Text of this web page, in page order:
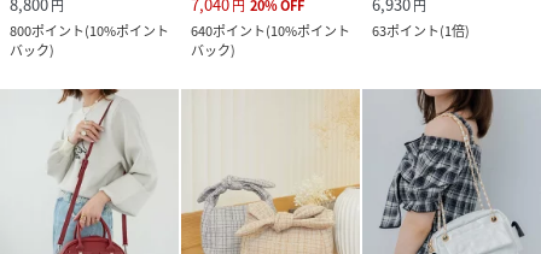
円
800ポイント(10%ポイント
バック)
円 20%OFF
640ポイント(10%ポイント
バック)
円
63ポイント(1倍)